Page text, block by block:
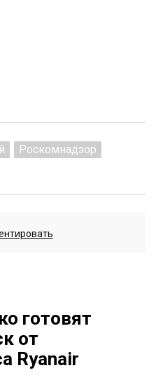
Роскомнадзор
готовят
от
Ryanair